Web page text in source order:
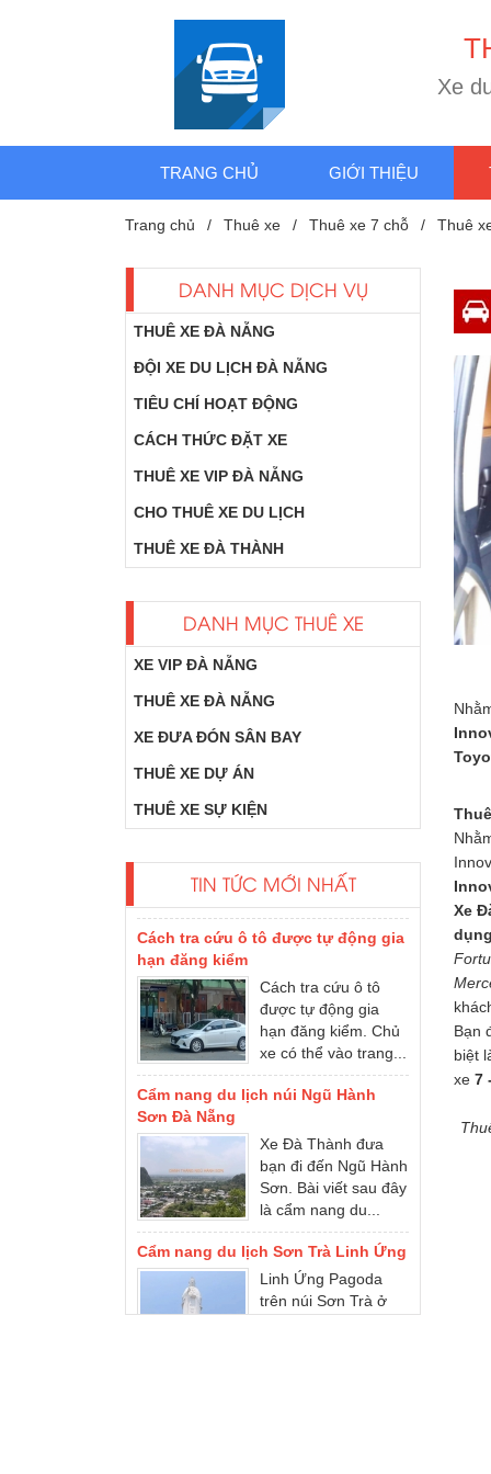
T
X e d
TRANG CHỦ GIỚI THIỆU
Trang chủ Thuê xe Thuê xe 7 chỗ Thuê
DANH MỤC DỊCH VỤ
THUÊ XE ĐÀ NẴNG
ĐỘI XE DU LỊCH ĐÀ NẴNG
TIÊU CHÍ HOẠT ĐỘNG
CÁCH THỨC ĐẶT XE
THUÊ XE VIP ĐÀ NẴNG
CHO THUÊ XE DU LỊCH
THUÊ XE ĐÀ THÀNH
DANH MỤC THUÊ XE
XE VIP ĐÀ NẴNG
THUÊ XE ĐÀ NẴNG
XE ĐƯA ĐÓN SÂN BAY
THUÊ XE DỰ ÁN
THUÊ XE SỰ KIỆN
TIN TỨC MỚI NHẤT
Xe Dcar Limousine là gì?
DCAR update phổ
biến tại Việt Nam
Cách tra cứu ô tô được tự động gia
hạn đăng kiểm
Cách tra cứu ô tô
hạn đăng kiểm. Chủ
xe có thể vào trang...
Cẩm nang du lịch núi Ngũ Hành
Sơn Đà Nẵng
Xe Đà Thành đưa
Sơn. Bài viết sau đây
là cẩm nang du...
Cẩm nang du lịch Sơn Trà Linh Ứng
Linh Ứng Pagoda
trên núi Sơn Trà ở
Đà Nẵng, đó là một
điểm tham quan
Xe
Bạn
biệt
xe 7